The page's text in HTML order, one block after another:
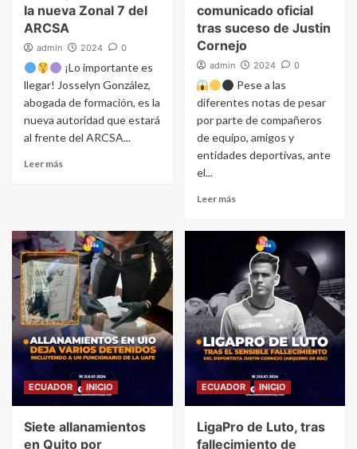
la nueva Zonal 7 del
ARCSA
admin 2024 0
¡Lo importante es
llegar! Josselyn González,
abogada de formación, es la
nueva autoridad que estará
al frente del ARCSA...
Leer más
comunicado oficial
tras suceso de Justin
Cornejo
admin 2024 0
Pese a las
diferentes notas de pesar
por parte de compañeros
de equipo, amigos y
entidades deportivas, ante
el...
Leer más
ECUADOR INICIO
Siete allanamientos
en Quito por
ECUADOR INICIO
LigaPro de Luto, tras
fallecimiento de